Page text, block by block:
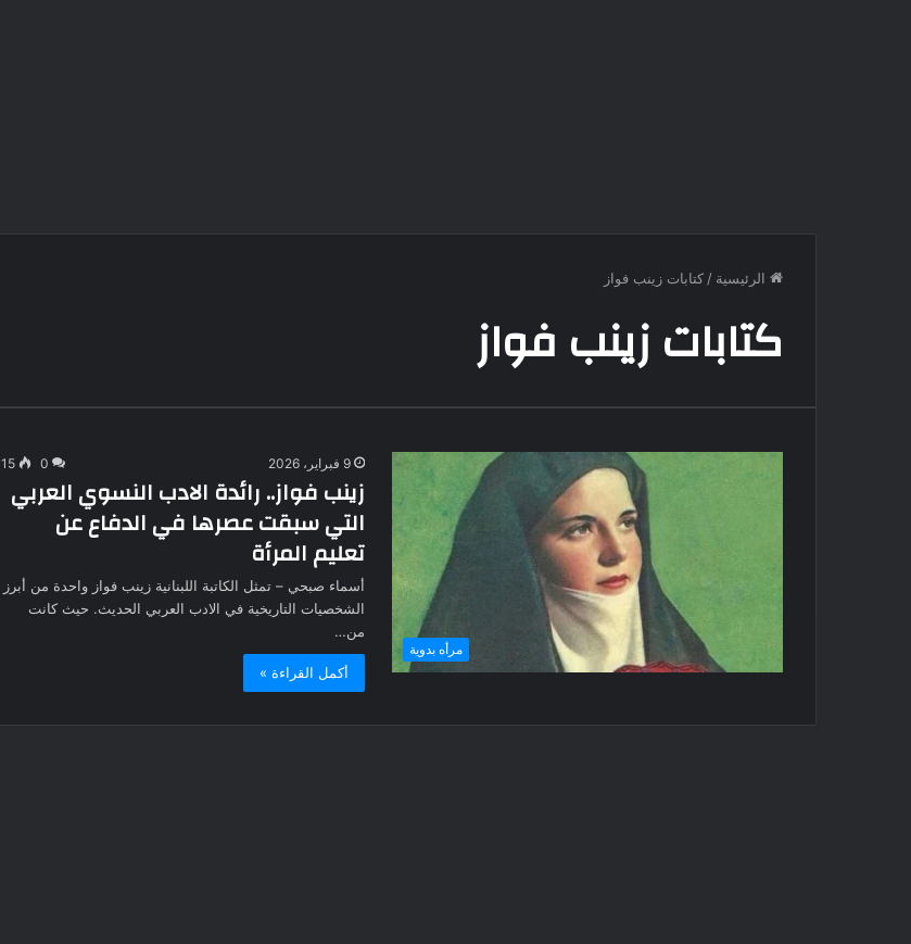
الرئيسية / كتابات زينب فواز
كتابات زينب فواز
مرأه بدوية
9 فبراير، 2026 0
15
زينب فواز.. رائدة الادب النسوي العربي
التي سبقت عصرها في الدفاع عن
تعليم المرأة
أسماء صبحي – تمثل الكاتبة اللبنانية زينب فواز واحدة من أبرز
الشخصيات التاريخية في الادب العربي الحديث. حيث كانت
من…
أكمل القراءة »